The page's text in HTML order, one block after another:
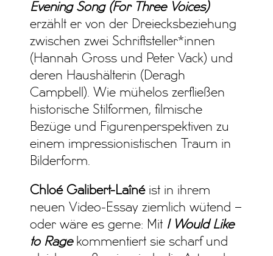
Evening Song (For Three Voices)
erzählt er von der Dreiecksbeziehung
zwischen zwei Schriftsteller*innen
(Hannah Gross und Peter Vack) und
deren Haushälterin (Deragh
Campbell). Wie mühelos zerfließen
historische Stilformen, filmische
Bezüge und Figurenperspektiven zu
einem impressionistischen Traum in
Bilderform.
Chloé Galibert-Laînéist in ihrem
neuen Video-Essay ziemlich wütend –
oder wäre es gerne: Mit I Would Like
to Ragekommentiert sie scharf und